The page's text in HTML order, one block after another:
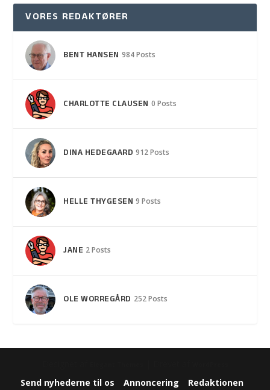
VORES REDAKTØRER
BENT HANSEN 984 Posts
CHARLOTTE CLAUSEN 0 Posts
DINA HEDEGAARD 912 Posts
HELLE THYGESEN 9 Posts
JANE 2 Posts
OLE WORREGÅRD 252 Posts
Send nyhederne til os Annoncering Redaktionen